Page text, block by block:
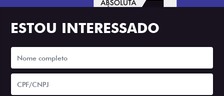
ESTOU INTERESSADO